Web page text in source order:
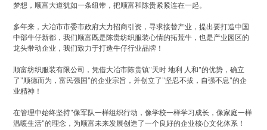
梦想，顺富大道犹如一条纽带，把顺富和陈贵紧紧连在一起。
多年来，大冶市市委市政府大力招商引资，寻求接替产业，提出要打造中国
中部牛仔新都，我们顺富既是陈贵纺织服装心情的拓荒牛，也是产业园区的
龙头带动企业，我们致力于打造牛仔行业品牌！
顺富纺织服装有限公司，凭借大冶市陈贵镇"天时 地利 人和"的优势，确立
了"顺德而为，富民强国"的企业宗旨，并创立了"坚忍不拔，自强不息"的企
业精神！
在管理中始终坚持"像军队一样组织行动，像学校一样学习成长，像家庭一样
温暖生活"的理念，为顺富未来发展创造了一个良好的企业核心文化体系！